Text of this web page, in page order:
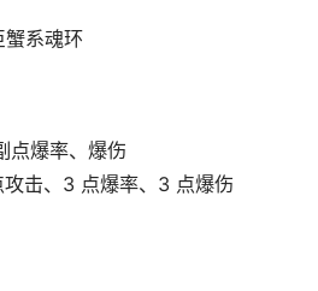
蟹系魂环
点爆率、爆伤
击、3 点爆率、3 点爆伤